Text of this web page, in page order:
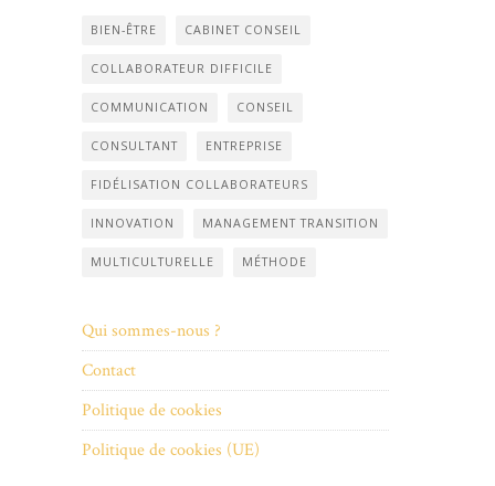
BIEN-ÊTRE CABINET CONSEIL
COLLABORATEUR DIFFICILE
COMMUNICATION CONSEIL
CONSULTANT ENTREPRISE
FIDÉLISATION COLLABORATEURS
INNOVATION MANAGEMENT TRANSITION
MULTICULTURELLE MÉTHODE
Qui sommes-nous ?
Contact
Politique de cookies
Politique de cookies (UE)